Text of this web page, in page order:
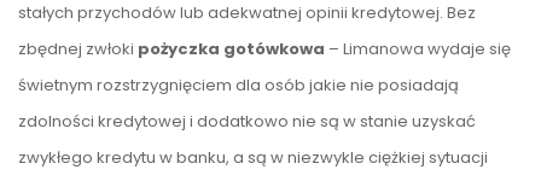
stałych przychodów lub adekwatnej opinii kredytowej. Bez
zbędnej zwłoki pożyczka gotówkowa – Limanowa wydaje się
świetnym rozstrzygnięciem dla osób jakie nie posiadają
zdolności kredytowej i dodatkowo nie są w stanie uzyskać
zwykłego kredytu w banku, a są w niezwykle ciężkiej sytuacji